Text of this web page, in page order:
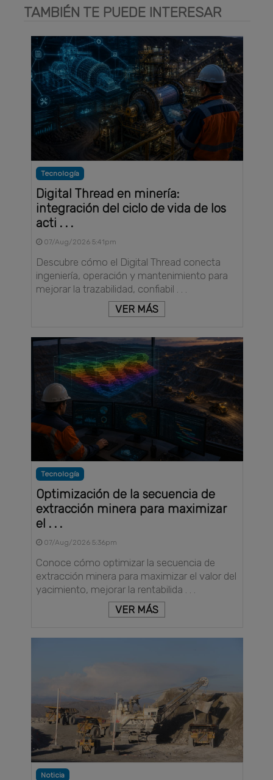
TAMBIÉN TE PUEDE INTERESAR
Tecnología
Digital Thread en minería:
integración del ciclo de vida de los
acti . . .
07/Aug/2026 5:41pm
Descubre cómo el Digital Thread conecta
ingeniería, operación y mantenimiento para
mejorar la trazabilidad, confiabil . . .
VER MÁS
Tecnología
Optimización de la secuencia de
extracción minera para maximizar
el . . .
07/Aug/2026 5:36pm
Conoce cómo optimizar la secuencia de
extracción minera para maximizar el valor del
yacimiento, mejorar la rentabilida . . .
VER MÁS
Noticia